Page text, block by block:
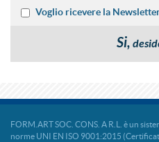
Voglio ricevere la
Si,
FORM.ART SOC. CONS. A R.L. è un
norme UNI EN ISO 9001:2015